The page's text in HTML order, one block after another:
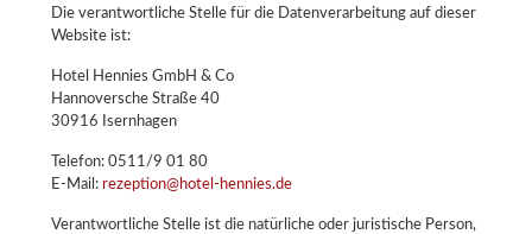
Die verantwortliche Stelle für die Datenverarbeitung auf dieser
Website ist:
Hotel Hennies GmbH & Co
Hannoversche Straße 40
30916 Isernhagen
Telefon: 0511/9 01 80
E-Mail: rezeption@hotel-hennies.de
Verantwortliche Stelle ist die natürliche oder juristische Person,